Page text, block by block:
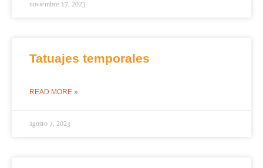
noviembre 17, 2023
Tatuajes temporales
READ MORE »
agosto 7, 2023